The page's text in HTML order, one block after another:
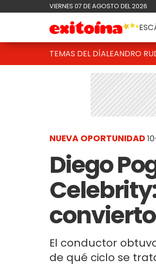
VIERNES 07 DE AGOSTO DEL 2026
TEMAS DEL DÍALEANDRO
NUEVA OPORTUNIDAD
Diego
El conductor
de qué ciclo se